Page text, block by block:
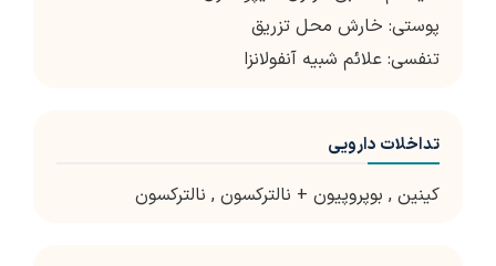
پوستی: خارش محل تزریق
تنفسی: علائم شبیه آنفولانزا
تداخلات دارویی
کینین , بوپروپیون + نالترکسون , نالترکسون